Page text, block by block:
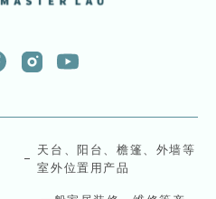
天台、阳台、檐篷、外墙等
室外位置用产品